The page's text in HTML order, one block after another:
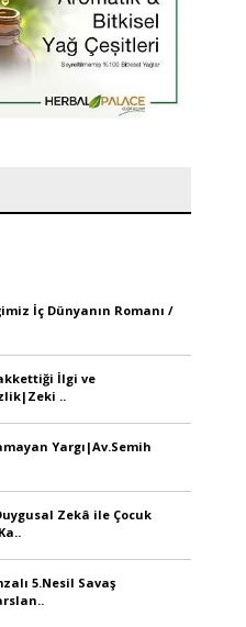
İç Dünyanın Romanı /
İlgi ve
..
Yargı|Av.Semih
Zekâ ile Çocuk
5.Nesil Savaş